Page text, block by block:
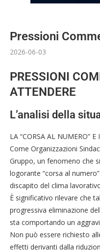
Pressioni
2026-06-03
PRESSIONI
ATTENDERE
L’analisi della
LA “CORSA AL NUMERO”
Come Organizzazioni
Gruppo, un fenomeno che
logorante “corsa al
discapito del clima
È significativo rilevare che
progressiva eliminazione
sta comportando un
Non può essere richiesto
effetti derivanti dalla